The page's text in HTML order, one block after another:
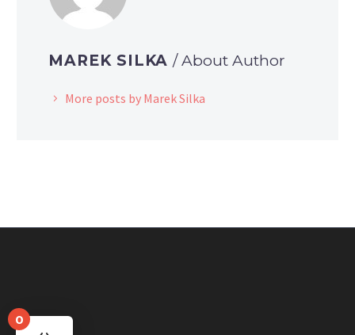
MAREK SILKA/ About Author
More posts by Marek Silka
0